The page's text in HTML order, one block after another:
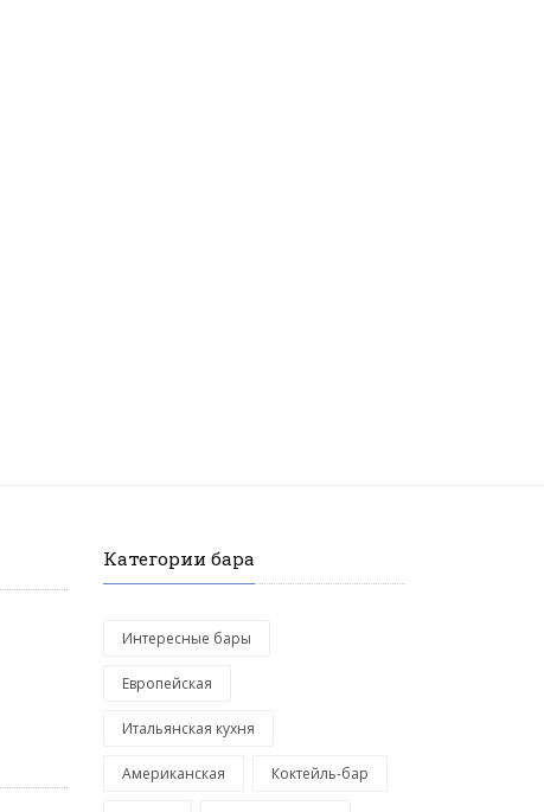
Категории бара
Интересные бары
Европейская
Итальянская кухня
Американская Коктейль-бар